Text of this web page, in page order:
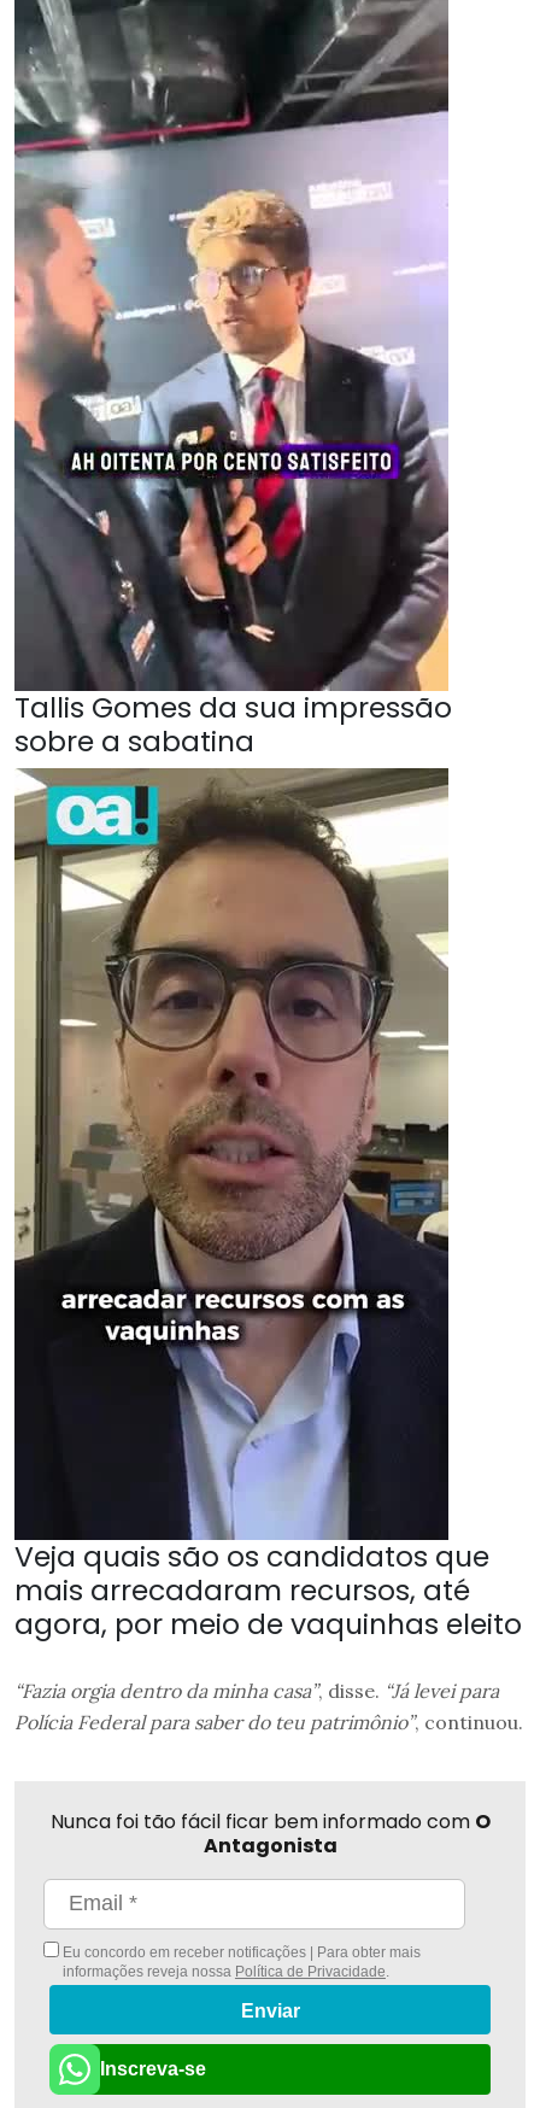
Tallis Gomes da sua impressão
sobre a sabatina
Veja quais são os candidatos que
mais arrecadaram recursos, até
agora, por meio de vaquinhas eleito
“Fazia orgia dentro da minha casa”, disse. “Já levei para
Polícia Federal para saber do teu patrimônio”, continuou.
Nunca foi tão fácil ficar bem informado com O
Antagonista
Eu concordo em receber notificações | Para obter mais
informações reveja nossa Política de Privacidade
Enviar
Inscreva-se